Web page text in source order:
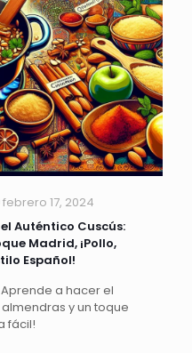
febrero 17, 2024
Auténtico Cuscús:
Madrid, ¡Pollo,
Español!
a hacer el
y un toque
fácil!